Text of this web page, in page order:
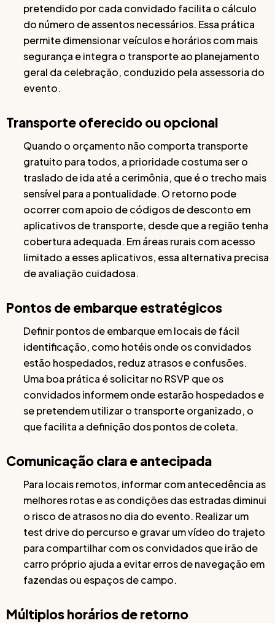
pretendido por cada convidado facilita o cálculo
do número de assentos necessários. Essa prática
permite dimensionar veículos e horários com mais
segurança e integra o transporte ao planejamento
geral da celebração, conduzido pela assessoria do
evento.
Transporte oferecido ou opcional
Quando o orçamento não comporta transporte
gratuito para todos, a prioridade costuma ser o
traslado de ida até a cerimônia, que é o trecho mais
sensível para a pontualidade. O retorno pode
ocorrer com apoio de códigos de desconto em
aplicativos de transporte, desde que a região tenha
cobertura adequada. Em áreas rurais com acesso
limitado a esses aplicativos, essa alternativa precisa
de avaliação cuidadosa.
Pontos de embarque estratégicos
Definir pontos de embarque em locais de fácil
identificação, como hotéis onde os convidados
estão hospedados, reduz atrasos e confusões.
Uma boa prática é solicitar no RSVP que os
convidados informem onde estarão hospedados e
se pretendem utilizar o transporte organizado, o
que facilita a definição dos pontos de coleta.
Comunicação clara e antecipada
Para locais remotos, informar com antecedência as
melhores rotas e as condições das estradas diminui
o risco de atrasos no dia do evento. Realizar um
test drive do percurso e gravar um vídeo do trajeto
para compartilhar com os convidados que irão de
carro próprio ajuda a evitar erros de navegação em
fazendas ou espaços de campo.
Múltiplos horários de retorno